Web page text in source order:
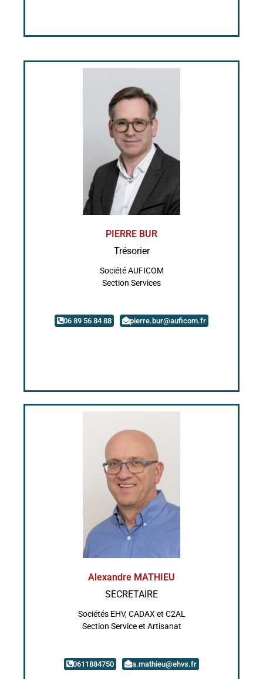
PIERRE BUR
Trésorier
Société AUFICOM
Section Services
06 89 56 84 88 pierre.bur@auficom.fr
Alexandre MATHIEU
SECRETAIRE
Sociétés EHV, CADAX et C2AL
Section Service et Artisanat
0611884750 a.mathieu@ehvs.fr